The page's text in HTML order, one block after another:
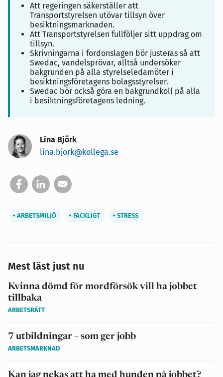
Att regeringen säkerställer att
Transportstyrelsen utövar tillsyn över
besiktningsmarknaden.
Att Transportstyrelsen fullföljer sitt uppdrag om
tillsyn.
Skrivningarna i fordonslagen bör justeras så att
Swedac, vandelsprövar, alltså undersöker
bakgrunden på alla styrelseledamöter i
besiktningsföretagens bolagsstyrelser.
Swedac bör också göra en bakgrundkoll på alla
i besiktningsföretagens ledning.
Lina Björk
lina.bjork@kollega.se
ARBETSMILJÖ FACKLIGT STRESS
Mest läst just nu
Kvinna dömd för mordförsök vill ha jobbet
tillbaka
ARBETSRÄTT
7 utbildningar – som ger jobb
ARBETSMARKNAD
Kan jag nekas att ha med hunden på jobbet?